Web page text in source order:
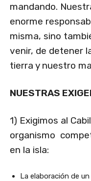
mandando.
enorme
misma, sino
venir, de detener
tierra y nuestro
NUESTRAS
1) Exigimos al
organismo
en la isla:
La elaboración de